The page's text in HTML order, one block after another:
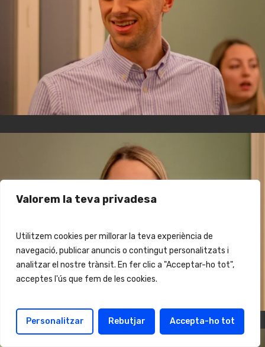
Valorem la teva privadesa
Utilitzem cookies per millorar la teva experiència de
navegació, publicar anuncis o contingut personalitzats i
analitzar el nostre trànsit. En fer clic a "Acceptar-ho tot",
acceptes l'ús que fem de les cookies.
Personalitzar Rebutjar Accepta-ho tot